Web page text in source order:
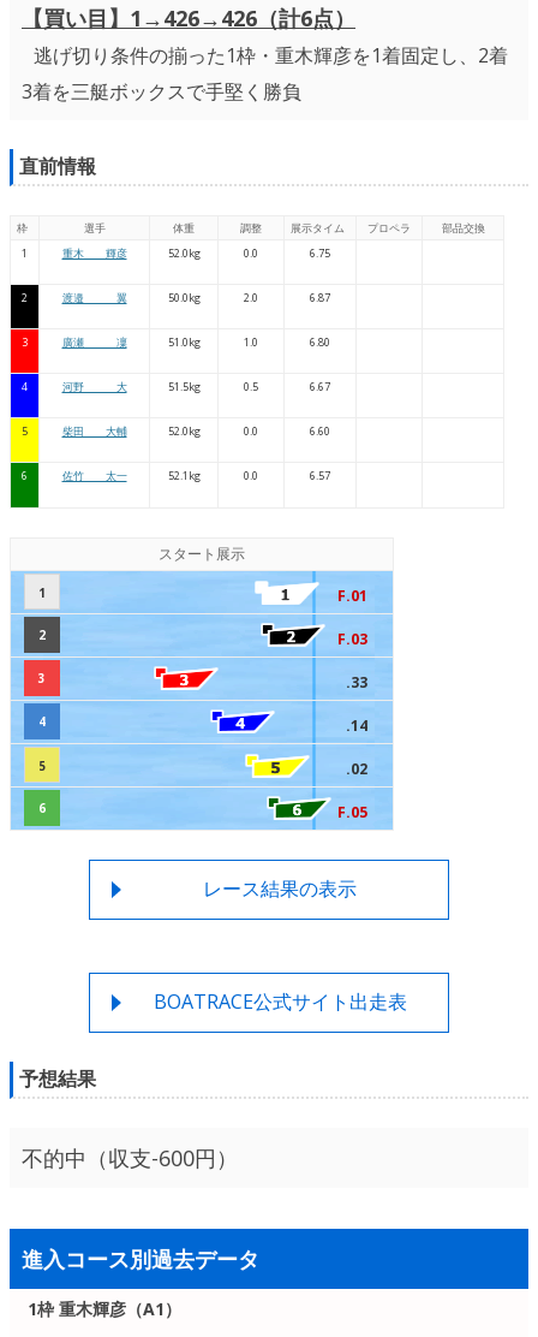
【買い目】1→426→426（計6点）
逃げ切り条件の揃った1枠・重木輝彦を1着固定し、2着
3着を三艇ボックスで手堅く勝負
直前情報
枠 選手 体重 調整 展示タイム プロペラ
部品交換
1
重木 輝彦 52.0kg 0.0 6.75
2 渡邉 翼 50.0kg 2.0 6.87
3 廣瀬 凜 51.0kg 1.0 6.80
4 河野 大 51.5kg 0.5 6.67
5 柴田 大輔 52.0kg 0.0 6.60
6 佐竹 太一 52.1kg 0.0 6.57
スタート展示
1 F.01
2 F.03
3 .33
4 .14
5 .02
6 F.05
レース結果の表示
BOATRACE公式サイト出走表
予想結果
不的中（収支-600円）
進入コース別過去データ
1枠 重木輝彦（A1）